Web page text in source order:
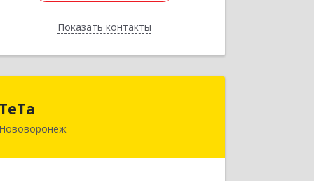
Показать контакты
Назад
ТеТа
Нововоронеж
396 073, Нововоронеж г, а/я, дом № 30